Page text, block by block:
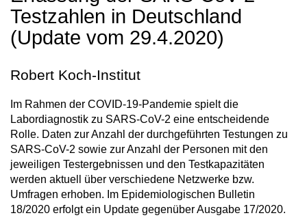
Testzahlen in Deutschland
(Update vom 29.4.2020)
Robert Koch-Institut
Im Rahmen der COVID-19-Pandemie spielt die
Labordiagnostik zu SARS-CoV-2 eine entscheidende
Rolle. Daten zur Anzahl der durchgeführten Testungen zu
SARS-CoV-2 sowie zur Anzahl der Personen mit den
jeweiligen Testergebnissen und den Testkapazitäten
werden aktuell über verschiedene Netzwerke bzw.
Umfragen erhoben. Im Epidemiologischen Bulletin
18/2020 erfolgt ein Update gegenüber Ausgabe 17/2020.